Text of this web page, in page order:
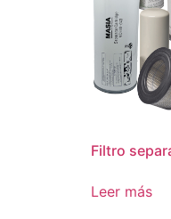
Filtro
Leer más